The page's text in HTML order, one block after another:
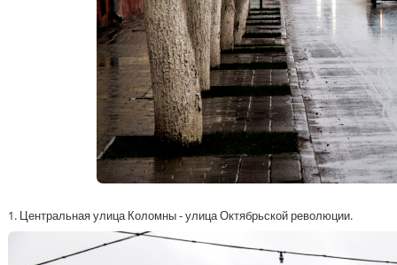
1. Центральная улица Коломны - улица Октябрьской революции.